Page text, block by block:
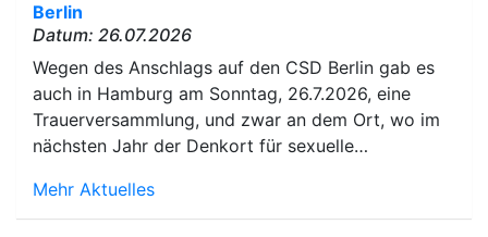
Berlin
Datum: 26.07.2026
Wegen des Anschlags auf den CSD Berlin gab es
auch in Hamburg am Sonntag, 26.7.2026, eine
Trauerversammlung, und zwar an dem Ort, wo im
nächsten Jahr der Denkort für sexuelle…
Mehr Aktuelles